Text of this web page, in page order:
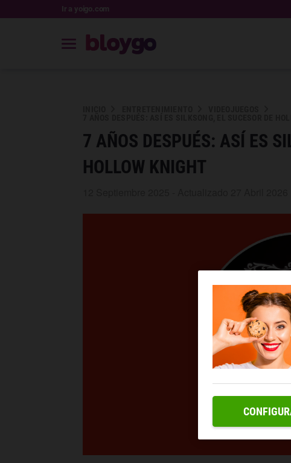
Ir a yoigo.com
7 AÑOS DESPUÉS: ASÍ ES
HOLLOW KNIGHT